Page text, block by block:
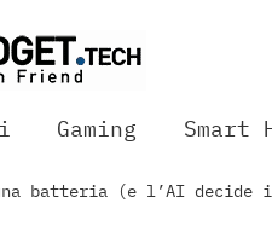
Gaming Smart
batteria (e l’AI decide